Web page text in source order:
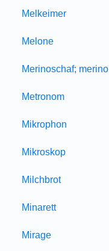
Melkeimer
Melone
Merinoschaf; merino
Metronom
Mikrophon
Mikroskop
Milchbrot
Minarett
Mirage